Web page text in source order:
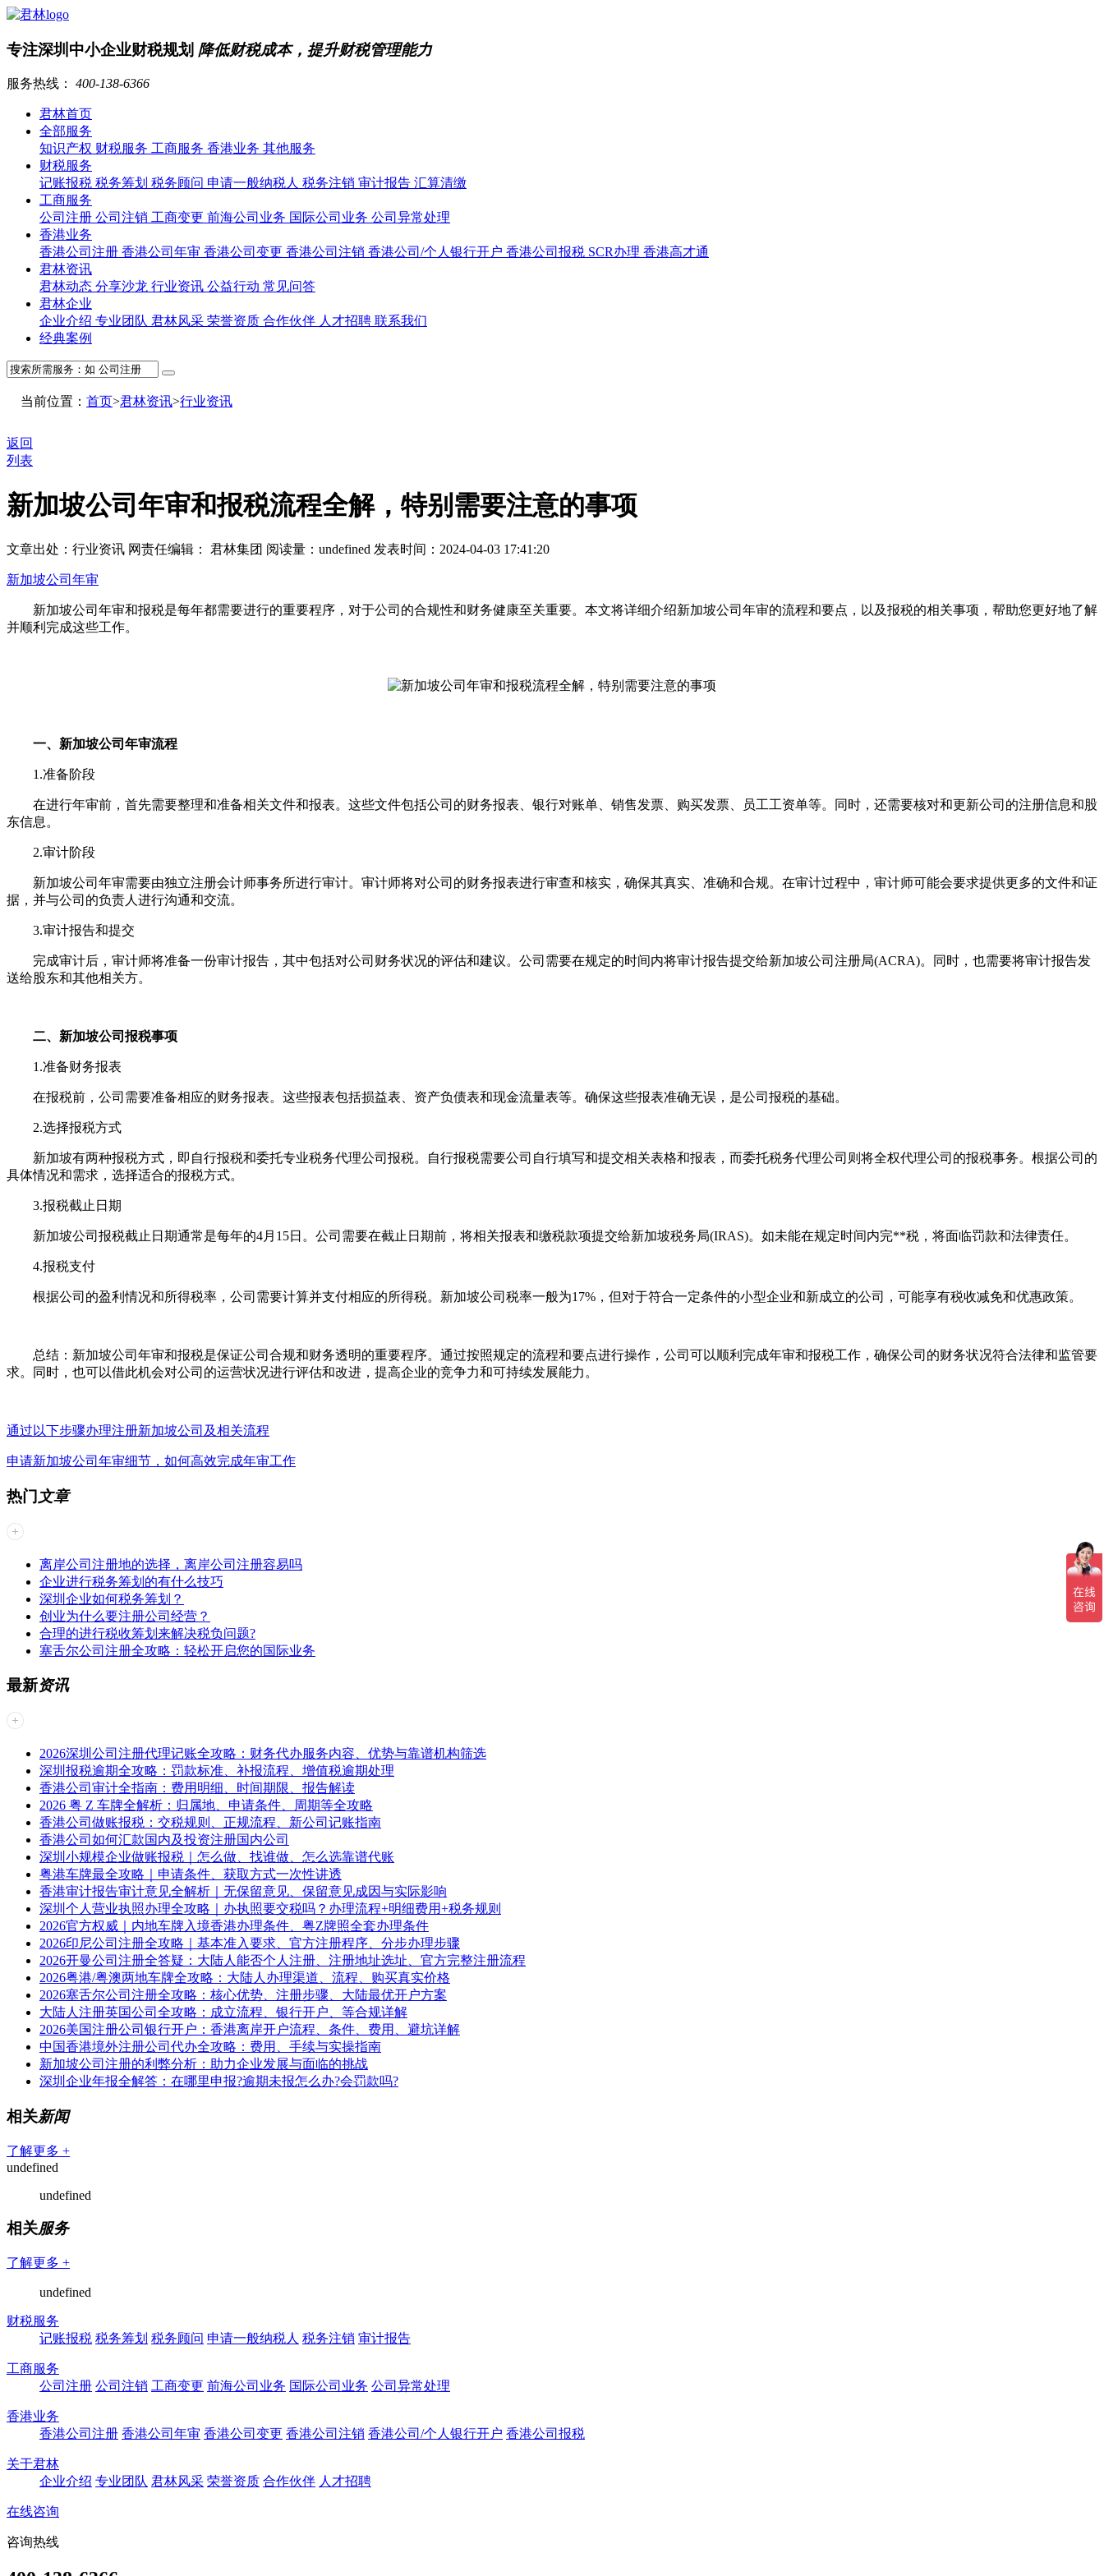
专注深圳中小企业财税规划 降低财税成本，提升财税管理能力
服务热线： 400-138-6366
君林首页
全部服务
知识产权 财税服务 工商服务 香港业务 其他服务
财税服务
记账报税 税务筹划 税务顾问 申请一般纳税人 税务注销 审计报告 汇算清缴
工商服务
公司注册 公司注销 工商变更 前海公司业务 国际公司业务 公司异常处理
香港业务
香港公司注册 香港公司年审 香港公司变更 香港公司注销 香港公司/个人银行开户 香港公司报税 SCR办理 香港高才通
君林资讯
君林动态 分享沙龙 行业资讯 公益行动 常见问答
君林企业
企业介绍 专业团队 君林风采 荣誉资质 合作伙伴 人才招聘 联系我们
经典案例
当前位置： 首页>君林资讯>行业资讯
返回
列表
新加坡公司年审和报税流程全解，特别需要注意的事项
文章出处：行业资讯 网责任编辑： 君林集团 阅读量： undefined 发表时间：2024-04-03 17:41:20
新加坡公司年审
新加坡公司年审和报税是每年都需要进行的重要程序，对于公司的合规性和财务健康至关重要。本文将详细介绍新加坡公司年审的流程和要点，以及报税的相关事项，帮助您更好地了解
并顺利完成这些工作。
一、新加坡公司年审流程
1.准备阶段
在进行年审前，首先需要整理和准备相关文件和报表。这些文件包括公司的财务报表、银行对账单、销售发票、购买发票、员工工资单等。同时，还需要核对和更新公司的注册信息和股
东信息。
2.审计阶段
新加坡公司年审需要由独立注册会计师事务所进行审计。审计师将对公司的财务报表进行审查和核实，确保其真实、准确和合规。在审计过程中，审计师可能会要求提供更多的文件和证
据，并与公司的负责人进行沟通和交流。
3.审计报告和提交
完成审计后，审计师将准备一份审计报告，其中包括对公司财务状况的评估和建议。公司需要在规定的时间内将审计报告提交给新加坡公司注册局(ACRA)。同时，也需要将审计报告发
送给股东和其他相关方。
二、新加坡公司报税事项
1.准备财务报表
在报税前，公司需要准备相应的财务报表。这些报表包括损益表、资产负债表和现金流量表等。确保这些报表准确无误，是公司报税的基础。
2.选择报税方式
新加坡有两种报税方式，即自行报税和委托专业税务代理公司报税。自行报税需要公司自行填写和提交相关表格和报表，而委托税务代理公司则将全权代理公司的报税事务。根据公司的
具体情况和需求，选择适合的报税方式。
3.报税截止日期
新加坡公司报税截止日期通常是每年的4月15日。公司需要在截止日期前，将相关报表和缴税款项提交给新加坡税务局(IRAS)。如未能在规定时间内完**税，将面临罚款和法律责任。
4.报税支付
根据公司的盈利情况和所得税率，公司需要计算并支付相应的所得税。新加坡公司税率一般为17%，但对于符合一定条件的小型企业和新成立的公司，可能享有税收减免和优惠政策。
总结：新加坡公司年审和报税是保证公司合规和财务透明的重要程序。通过按照规定的流程和要点进行操作，公司可以顺利完成年审和报税工作，确保公司的财务状况符合法律和监管要
求。同时，也可以借此机会对公司的运营状况进行评估和改进，提高企业的竞争力和可持续发展能力。
通过以下步骤办理注册新加坡公司及相关流程
申请新加坡公司年审细节，如何高效完成年审工作
热门 文章
离岸公司注册地的选择，离岸公司注册容易吗
企业进行税务筹划的有什么技巧
深圳企业如何税务筹划？
创业为什么要注册公司经营？
合理的进行税收筹划来解决税负问题?
塞舌尔公司注册全攻略：轻松开启您的国际业务
最新资讯
2026深圳公司注册代理记账全攻略：财务代办服务内容、优势与靠谱机构筛选
深圳报税逾期全攻略：罚款标准、补报流程、增值税逾期处理
香港公司审计全指南：费用明细、时间期限、报告解读
2026 粤 Z 车牌全解析：归属地、申请条件、周期等全攻略
香港公司做账报税：交税规则、正规流程、新公司记账指南
香港公司如何汇款国内及投资注册国内公司
深圳小规模企业做账报税｜怎么做、找谁做、怎么选靠谱代账
粤港车牌最全攻略｜申请条件、获取方式一次性讲透
香港审计报告审计意见全解析｜无保留意见、保留意见成因与实际影响
深圳个人营业执照办理全攻略｜办执照要交税吗？办理流程+明细费用+税务规则
2026官方权威｜内地车牌入境香港办理条件、粤Z牌照全套办理条件
2026印尼公司注册全攻略｜基本准入要求、官方注册程序、分步办理步骤
2026开曼公司注册全答疑：大陆人能否个人注册、注册地址选址、官方完整注册流程
2026粤港/粤澳两地车牌全攻略：大陆人办理渠道、流程、购买真实价格
2026塞舌尔公司注册全攻略：核心优势、注册步骤、大陆最优开户方案
大陆人注册英国公司全攻略：成立流程、银行开户、等合规详解
2026美国注册公司银行开户：香港离岸开户流程、条件、费用、避坑详解
中国香港境外注册公司代办全攻略：费用、手续与实操指南
新加坡公司注册的利弊分析：助力企业发展与面临的挑战
深圳企业年报全解答：在哪里申报?逾期未报怎么办?会罚款吗?
相关新闻
了解更多 +
undefined
undefined
相关服务
了解更多 +
undefined
财税服务
记账报税 税务筹划 税务顾问 申请一般纳税人 税务注销 审计报告
工商服务
公司注册 公司注销 工商变更 前海公司业务 国际公司业务 公司异常处理
香港业务
香港公司注册 香港公司年审 香港公司变更 香港公司注销 香港公司/个人银行开户 香港公司报税
关于君林
企业介绍 专业团队 君林风采 荣誉资质 合作伙伴 人才招聘
在线咨询
咨询热线